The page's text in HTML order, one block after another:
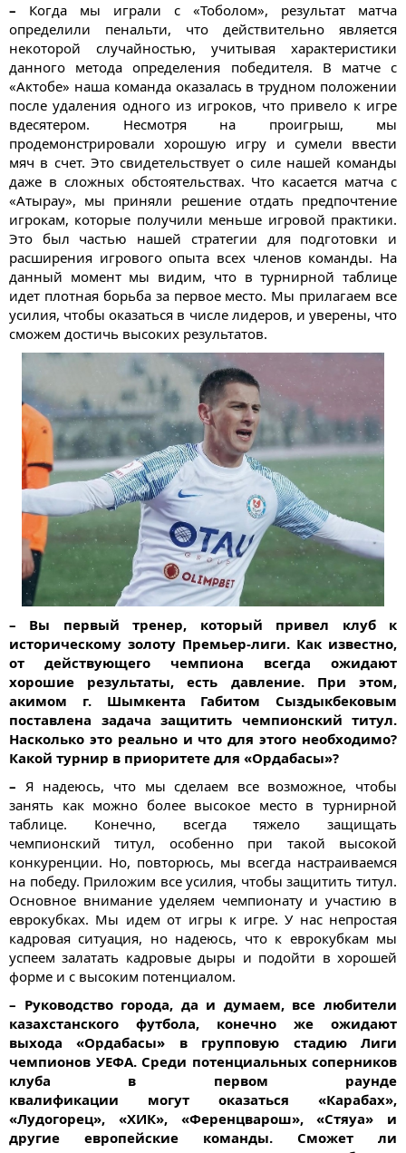
– Когда мы играли с «Тоболом», результат матча
определили пенальти, что действительно является
некоторой случайностью, учитывая характеристики
данного метода определения победителя. В матче с
«Актобе» наша команда оказалась в трудном положении
после удаления одного из игроков, что привело к игре
вдесятером. Несмотря на проигрыш, мы
продемонстрировали хорошую игру и сумели ввести
мяч в счет. Это свидетельствует о силе нашей команды
даже в сложных обстоятельствах. Что касается матча с
«Атырау», мы приняли решение отдать предпочтение
игрокам, которые получили меньше игровой практики.
Это был частью нашей стратегии для подготовки и
расширения игрового опыта всех членов команды. На
данный момент мы видим, что в турнирной таблице
идет плотная борьба за первое место. Мы прилагаем все
усилия, чтобы оказаться в числе лидеров, и уверены, что
сможем достичь высоких результатов.
– Вы первый тренер, который привел клуб к
историческому золоту Премьер-лиги. Как известно,
от действующего чемпиона всегда ожидают
хорошие результаты, есть давление. При этом,
акимом г. Шымкента Габитом Сыздыкбековым
поставлена задача защитить чемпионский титул.
Насколько это реально и что для этого необходимо?
Какой турнир в приоритете для «Ордабасы»?
– Я надеюсь, что мы сделаем все возможное, чтобы
занять как можно более высокое место в турнирной
таблице. Конечно, всегда тяжело защищать
чемпионский титул, особенно при такой высокой
конкуренции. Но, повторюсь, мы всегда настраиваемся
на победу. Приложим все усилия, чтобы защитить титул.
Основное внимание уделяем чемпионату и участию в
еврокубках. Мы идем от игры к игре. У нас непростая
кадровая ситуация, но надеюсь, что к еврокубкам мы
успеем залатать кадровые дыры и подойти в хорошей
форме и с высоким потенциалом.
– Руководство города, да и думаем, все любители
казахстанского футбола, конечно же ожидают
выхода «Ордабасы» в групповую стадию Лиги
чемпионов УЕФА. Среди потенциальных соперников
клуба в первом раунде
квалификации могут оказаться «Карабах»,
«Лудогорец», «ХИК», «Ференцварош», «Стяуа» и
другие европейские команды. Сможет ли